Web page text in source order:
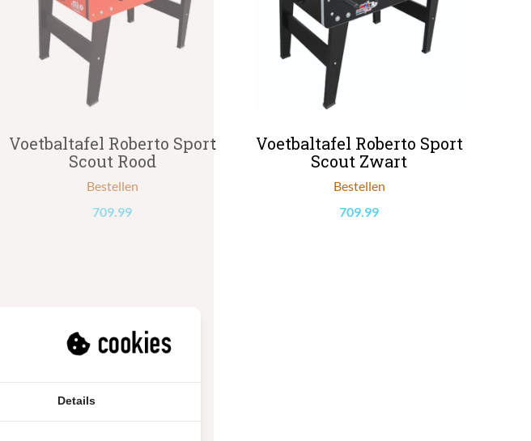
Voetbaltafel Roberto Sport
Scout Rood
Bestellen
709.99
Voetbaltafel Roberto Sport
Scout Zwart
Bestellen
709.99
Details